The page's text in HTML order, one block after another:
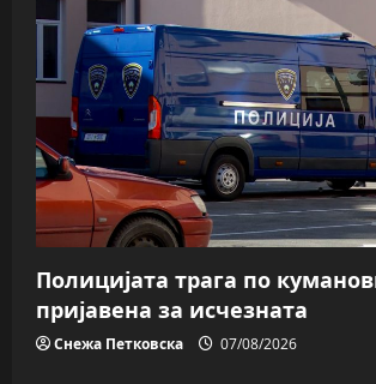
Полицијата трага пo
пријавена за исчезната
Снежа Петковска 07/08/2026